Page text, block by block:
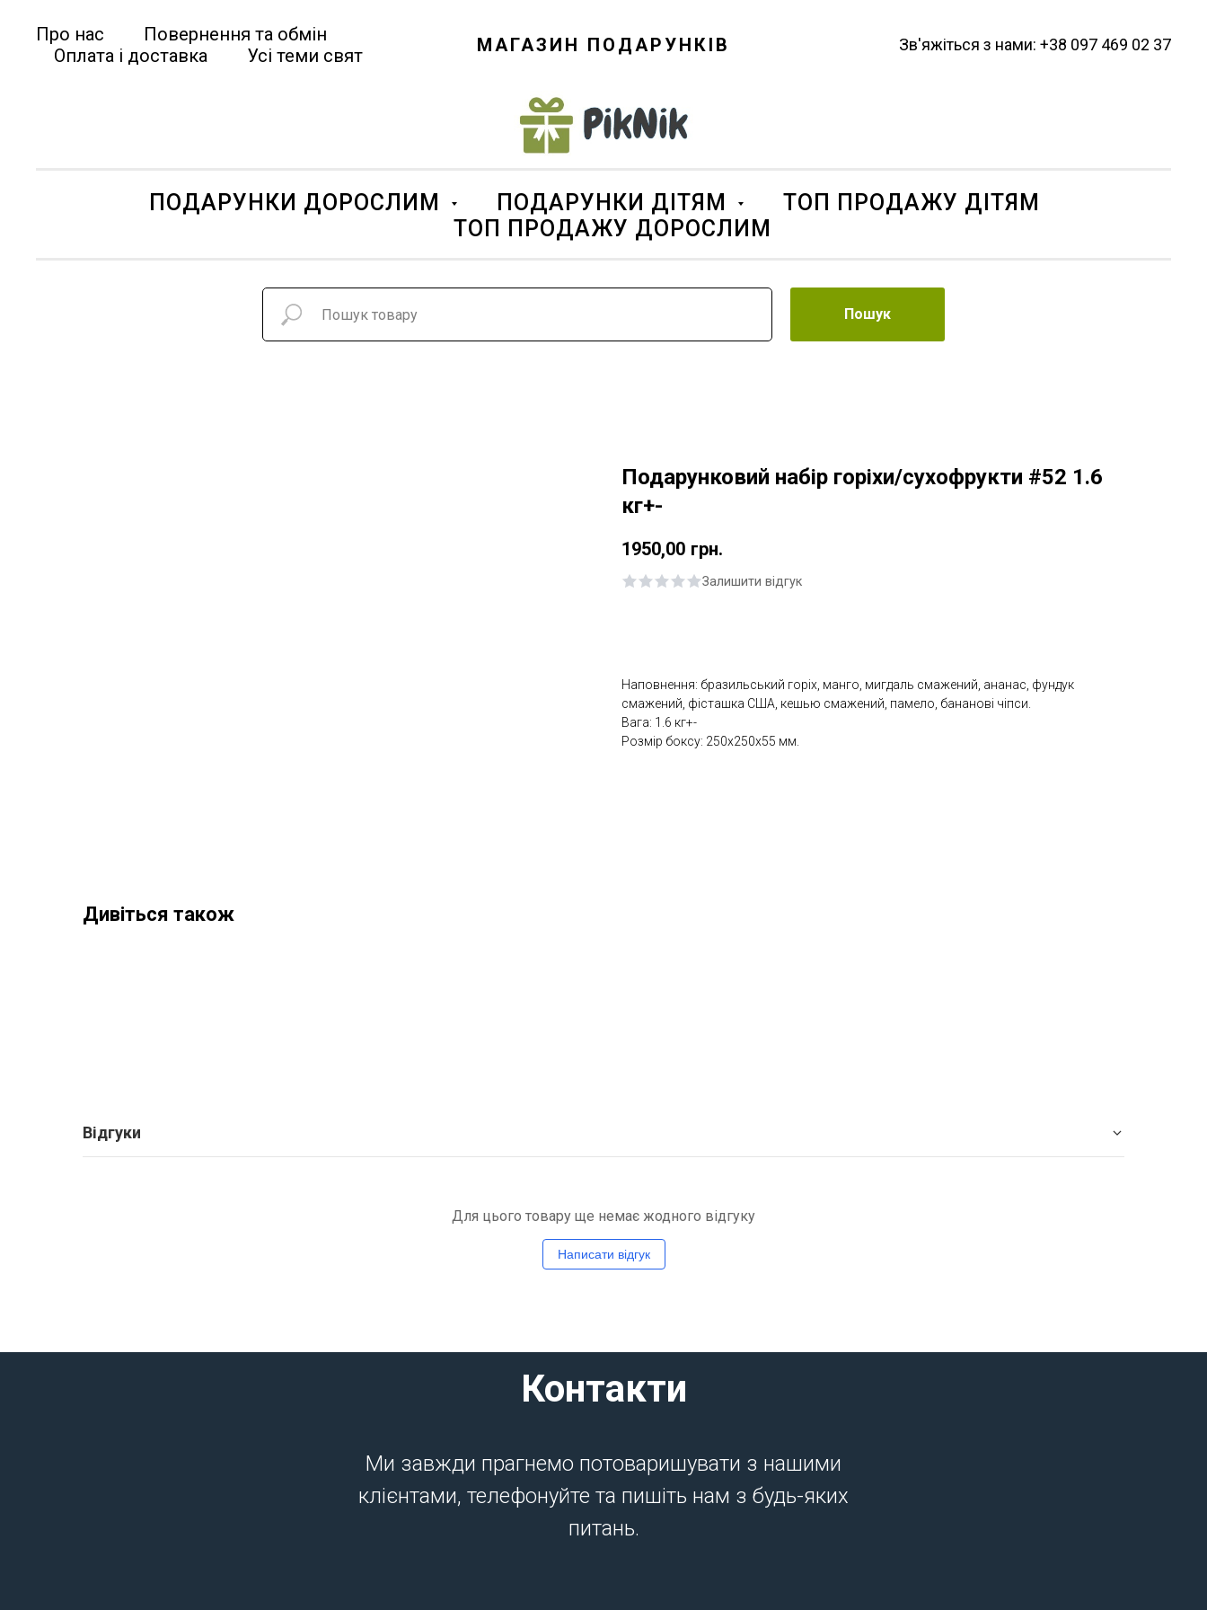
МАГАЗИН ПОДАРУНКІВ
Про нас
Повернення та обмін
Оплата і доставка
Усі теми свят
Зв'яжіться з нами: +38 097 469 02 37
ПОДАРУНКИ ДОРОСЛИМ ПОДАРУНКИ ДІТЯМ
ТОП ПРОДАЖУ ДІТЯМ
ТОП ПРОДАЖУ ДОРОСЛИМ
Пошук
Подарунковий набір горіхи/сухофрукти #52 1.6
кг+-
1950,00 грн.
Залишити відгук
Наповнення: бразильський горіх, манго, мигдаль смажений, ананас, фундук
смажений, фісташка США, кешью смажений, памело, бананові чіпси.
Вага: 1.6 кг+-
Розмір боксу: 250х250х55 мм.
Дивіться також
Відгуки
Для цього товару ще немає жодного відгуку
Написати відгук
Контакти
Ми завжди прагнемо потоваришувати з нашими
клієнтами, телефонуйте та пишіть нам з будь-яких
питань.